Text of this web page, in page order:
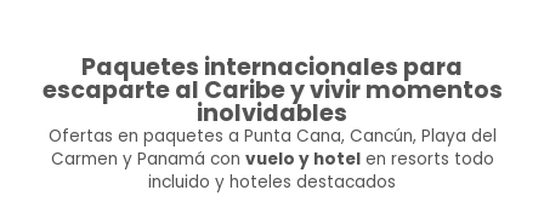
Paquetes internacionales para
escaparte al Caribe y vivir momentos
inolvidables
Ofertas en paquetes a Punta Cana, Cancún, Playa del
Carmen y Panamá con vuelo y hotelen resorts todo
incluido y hoteles destacados